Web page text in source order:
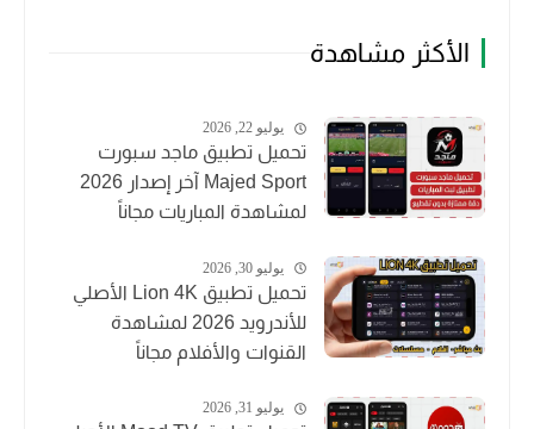
الأكثر مشاهدة
يوليو 22, 2026
تحميل تطبيق ماجد سبورت
Majed Sport آخر إصدار 2026
لمشاهدة المباريات مجاناً
يوليو 30, 2026
تحميل تطبيق Lion 4K الأصلي
للأندرويد 2026 لمشاهدة
القنوات والأفلام مجاناً
يوليو 31, 2026